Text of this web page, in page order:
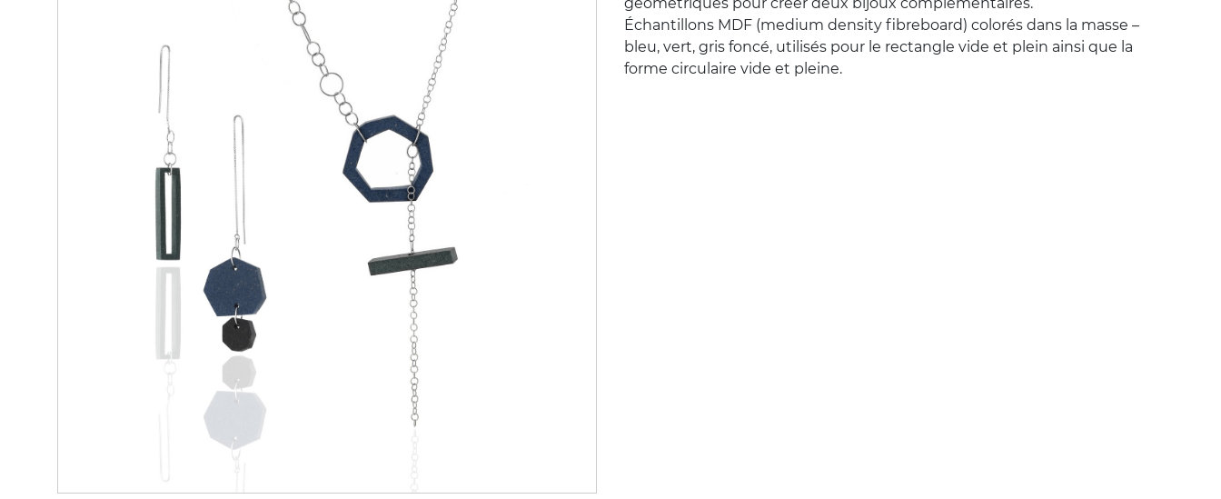
Échantillons MDF (medium density fibreboard) colorés dans la masse –
bleu, vert, gris foncé, utilisés pour le rectangle vide et plein ainsi que la
forme circulaire vide et pleine.